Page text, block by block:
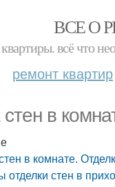
ВСЕ О
всё что
ремонт квартир
в
в комнате.
отделки стен в